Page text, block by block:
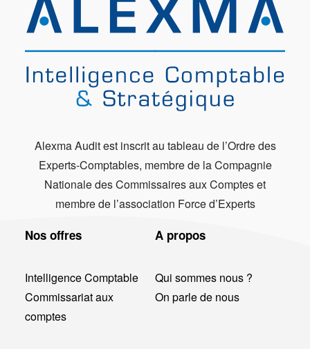
Alexma Audit est inscrit au tableau de l’Ordre des
Experts-Comptables, membre de la Compagnie
Nationale des Commissaires aux Comptes et
membre de l’association Force d’Experts
Nos offres
Intelligence Comptable
Commissariat aux
comptes
A propos
Qui sommes nous ?
On parle de nous